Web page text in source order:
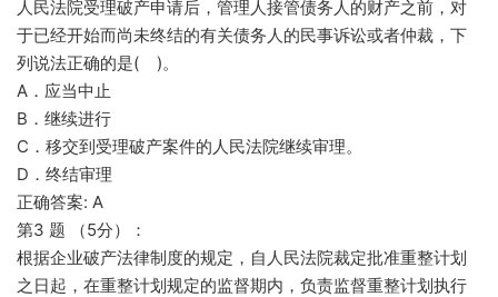
人民法院受理破产申请后，管理人接管债务人的财产之前，对
于已经开始而尚未终结的有关债务人的民事诉讼或者仲裁，下
列说法正确的是( )。
A．应当中止
B．继续进行
C．移交到受理破产案件的人民法院继续审理。
D．终结审理
正确答案: A
第3 题 （5分）：
根据企业破产法律制度的规定，自人民法院裁定批准重整计划
之日起，在重整计划规定的监督期内，负责监督重整计划执行